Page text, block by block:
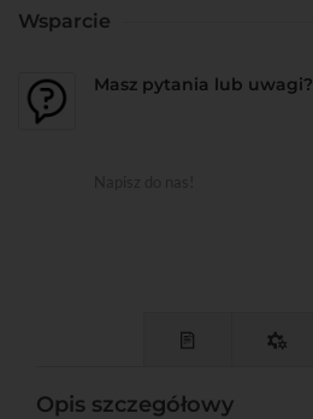
Wsparcie
Masz pytania lub uwagi?
Opis szczegółowy